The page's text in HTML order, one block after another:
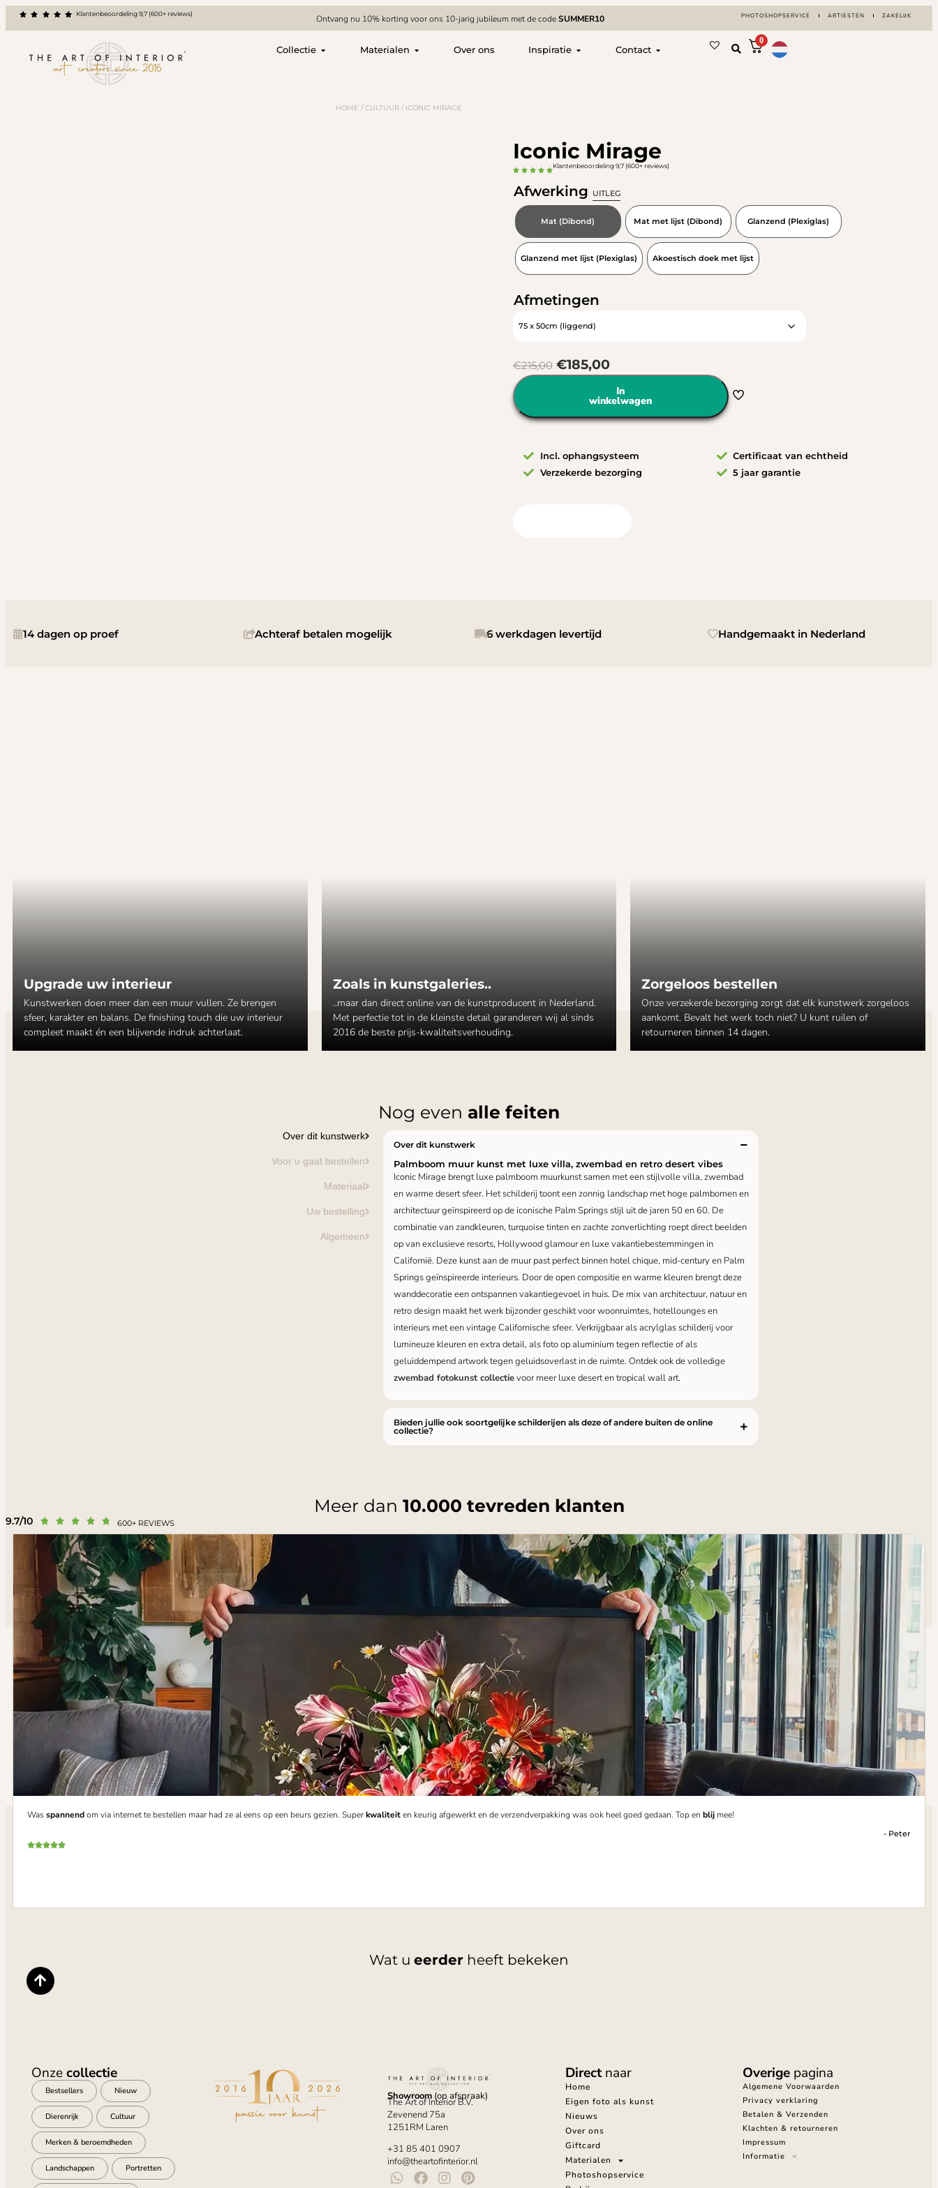
Klantenbeoordeling 9,7 (600+ reviews) Ontvang nu 10% korting voor ons 10-jarig jubileum met de codeSUMMER10 PHOTOSHOPSERVICE ARTIESTEN ZAKELIJK
Collectie Materialen Over ons Inspiratie Contact
0
HOME /CULTUUR / ICONIC MIRAGE
Iconic Mirage
Klantenbeoordeling 9,7 (600+ reviews)
Afwerking UITLEG
Mat (Dibond) Mat met lijst (Dibond) Glanzend (Plexiglas)
Glanzend met lijst (Plexiglas) Akoestisch doek met lijst
Afmetingen
€215,00 €185,00
In
winkelwagen
Incl. ophangsysteem
Verzekerde bezorging
Certificaat van echtheid
5 jaar garantie
14 dagen op proef Achteraf betalen mogelijk 6 werkdagen levertijd Handgemaakt in Nederland
Upgrade uw interieur
Kunstwerken doen meer dan een muur vullen. Ze brengen
sfeer, karakter en balans. De finishing touch die uw interieur
compleet maakt én een blijvende indruk achterlaat.
Zoals in kunstgaleries..
..maar dan direct online van de kunstproducent in Nederland.
Met perfectie tot in de kleinste detail garanderen wij al sinds
2016 de beste prijs-kwaliteitsverhouding.
Zorgeloos bestellen
Onze verzekerde bezorging zorgt dat elk kunstwerk zorgeloos
aankomt. Bevalt het werk toch niet? U kunt ruilen of
retourneren binnen 14 dagen.
Nog even alle feiten
Over dit kunstwerk
Voor u gaat bestellen
Materiaal
Uw bestelling
Algemeen
Over dit kunstwerk
Palmboom muur kunst met luxe villa, zwembad en retro desert vibes
Iconic Mirage brengt luxe palmboom muurkunst samen met een stijlvolle villa, zwembad
en warme desert sfeer. Het schilderij toont een zonnig landschap met hoge palmbomen en
architectuur geïnspireerd op de iconische Palm Springs stijl uit de jaren 50 en 60. De
combinatie van zandkleuren, turquoise tinten en zachte zonverlichting roept direct beelden
op van exclusieve resorts, Hollywood glamour en luxe vakantiebestemmingen in
Californië. Deze kunst aan de muur past perfect binnen hotel chique, mid-century en Palm
Springs geïnspireerde interieurs. Door de open compositie en warme kleuren brengt deze
wanddecoratie een ontspannen vakantiegevoel in huis. De mix van architectuur, natuur en
retro design maakt het werk bijzonder geschikt voor woonruimtes, hotellounges en
interieurs met een vintage Californische sfeer. Verkrijgbaar als acrylglas schilderij voor
lumineuze kleuren en extra detail, als foto op aluminium tegen reflectie of als
geluiddempend artwork tegen geluidsoverlast in de ruimte. Ontdek ook de volledige
zwembad fotokunst collectievoor meer luxe desert en tropical wall art.
Bieden jullie ook soortgelijke schilderijen als deze of andere buiten de online
collectie?
Meer dan 10.000 tevreden klanten
9.7/10      600+ REVIEWS
Was spannendom via internet te bestellen maar had ze al eens op een beurs gezien. Superkwaliteiten keurig afgewerkt en de verzendverpakking was ook heel goed gedaan. Top en blij mee!
- Peter
Wat u eerder heeft bekeken
Onzecollectie
Bestsellers Nieuw
Dierenrijk Cultuur
Merken & beroemdheden
Landschappen Portretten
Showroom(op afspraak)
The Art of Interior B.V.
Zevenend 75a
1251RM Laren
+31 85 401 0907
info@theartofinterior.nl
Directnaar
Home
Eigen foto als kunst
Nieuws
Over ons
Giftcard
Materialen
Photoshopservice
Overige pagina
Algemene Voorwaarden
Privacy verklaring
Betalen & Verzenden
Klachten & retourneren
Impressum
Informatie